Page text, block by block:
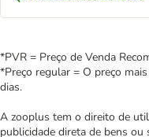
*PVR = Preço de Venda
*Preço regular = O preço
dias.
A zooplus tem o direito de
publicidade direta de bens